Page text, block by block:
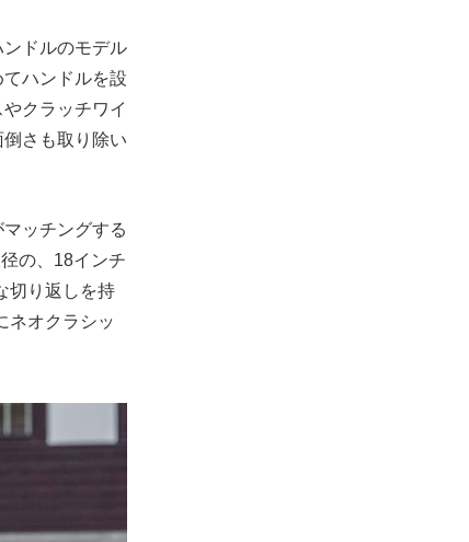
ドルのモデル
ハンドルを設
クラッチワイ
さも取り除い
ッチングする
の、18インチ
切り返しを持
ネオクラシッ